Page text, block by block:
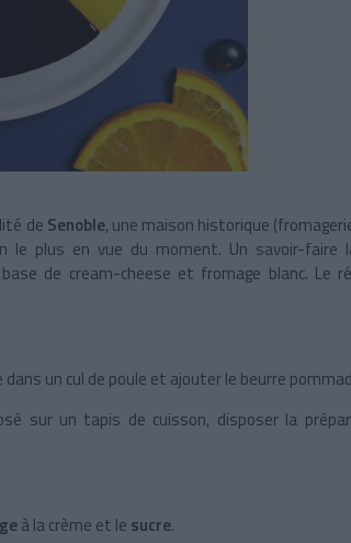
de Senoble, une maison historique
le plus en vue du moment. Un savoir-faire
de cream-cheese et fromage blanc.
dans un cul de poule et ajouter le beurre
sur un tapis de cuisson, disposer la
à la crème et le sucre.